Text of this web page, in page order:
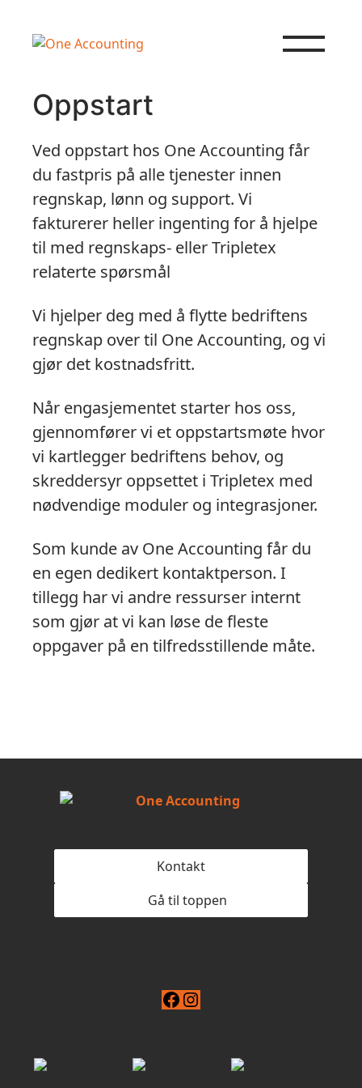
Oppstart
Ved oppstart hos One Accounting får
du fastpris på alle tjenester innen
regnskap, lønn og support. Vi
fakturerer heller ingenting for å hjelpe
til med regnskaps- eller Tripletex
relaterte spørsmål
Vi hjelper deg med å flytte bedriftens
regnskap over til One Accounting, og vi
gjør det kostnadsfritt.
Når engasjementet starter hos oss,
gjennomfører vi et oppstartsmøte hvor
vi kartlegger bedriftens behov, og
skreddersyr oppsettet i Tripletex med
nødvendige moduler og integrasjoner.
Som kunde av One Accounting får du
en egen dedikert kontaktperson. I
tillegg har vi andre ressurser internt
som gjør at vi kan løse de fleste
oppgaver på en tilfredsstillende måte.
Kontakt
Gå til toppen